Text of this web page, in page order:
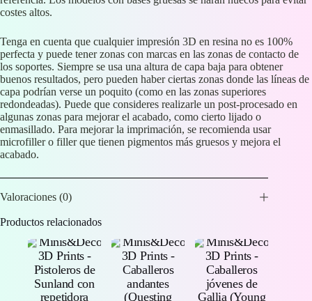
costes altos.
Tenga en cuenta que cualquier impresión 3D en resina no es 100%
perfecta y puede tener zonas con marcas en las zonas de contacto de
los soportes. Siempre se usa una altura de capa baja para obtener
buenos resultados, pero pueden haber ciertas zonas donde las líneas de
capa podrían verse un poquito (como en las zonas superiores
redondeadas). Puede que consideres realizarle un post-procesado en
algunas zonas para mejorar el acabado, como cierto lijado o
enmasillado. Para mejorar la imprimación, se recomienda usar
microfiller o filler que tienen pigmentos más gruesos y mejora el
acabado.
Valoraciones (0)
Productos relacionados